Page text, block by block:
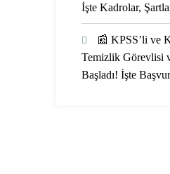
İşte Kadrolar,
📰 KPSS’li ve
Temizlik Görevlisi
Başladı! İşte